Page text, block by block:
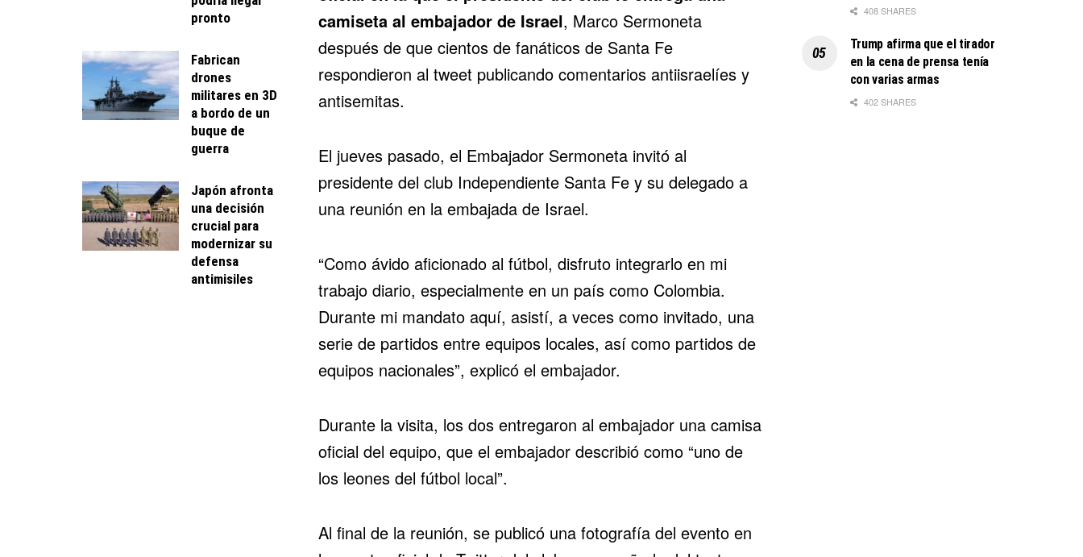
camiseta al embajador de Israel, Marco Sermoneta
después de que cientos de fanáticos de Santa Fe
respondieron al tweet publicando comentarios antiisraelíes y
antisemitas.
El jueves pasado, el Embajador Sermoneta invitó al
presidente del club Independiente Santa Fe y su delegado a
una reunión en la embajada de Israel.
“Como ávido aficionado al fútbol, ​​disfruto integrarlo en mi
trabajo diario, especialmente en un país como Colombia.
Durante mi mandato aquí, asistí, a veces como invitado, una
serie de partidos entre equipos locales, así como partidos de
equipos nacionales”, explicó el embajador.
Durante la visita, los dos entregaron al embajador una camisa
oficial del equipo, que el embajador describió como “uno de
los leones del fútbol local”.
Al final de la reunión, se publicó una fotografía del evento en
pronto
Fabrican
drones
militares en 3D
a bordo de un
buque de
guerra
Japón afronta
una decisión
crucial para
modernizar su
defensa
antimisiles
408 SHARES
Trump afirma que el tirador
en la cena de prensa tenía
con varias armas
402 SHARES